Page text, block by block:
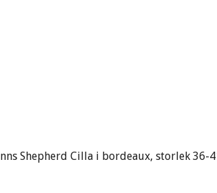
Shepherd Cilla i bordeaux, storlek 36-